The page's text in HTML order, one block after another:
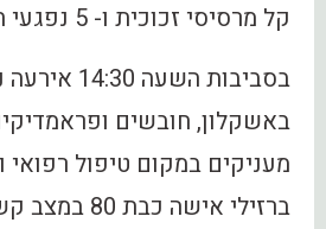
קל מרסיסי זכוכית ו- 5 נפגעי חרדה.
בסביבות
באשקלון, חובשים
מעניקים במקום טיפול רפואי
ברזילי אישה כבת 80 במצב קשה.